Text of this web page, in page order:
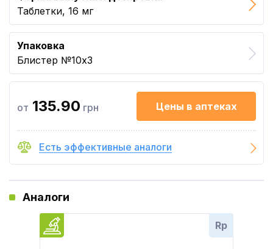
Таблетки, 16 мг
Упаковка
Блистер №10x3
от 135.90 грн Цены в аптеках
Есть эффективные аналоги
Аналоги
Rp